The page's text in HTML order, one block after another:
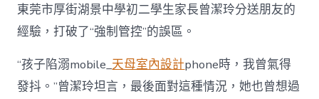
東莞市厚街湖景中學初二學生家長曾潔玲分送朋友的
經驗，打破了“強制管控”的誤區。
“孩子陷溺mobile_天母室內設計phone時，我曾氣得
發抖。”曾潔玲坦言，最後面對這種情況，她也曾想過